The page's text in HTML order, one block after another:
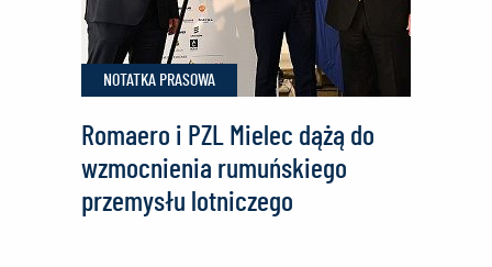
filipińskich
Sił
Powietrznych
NOTATKA PRASOWA
Romaero i PZL Mielec dążą do
wzmocnienia rumuńskiego
przemysłu lotniczego